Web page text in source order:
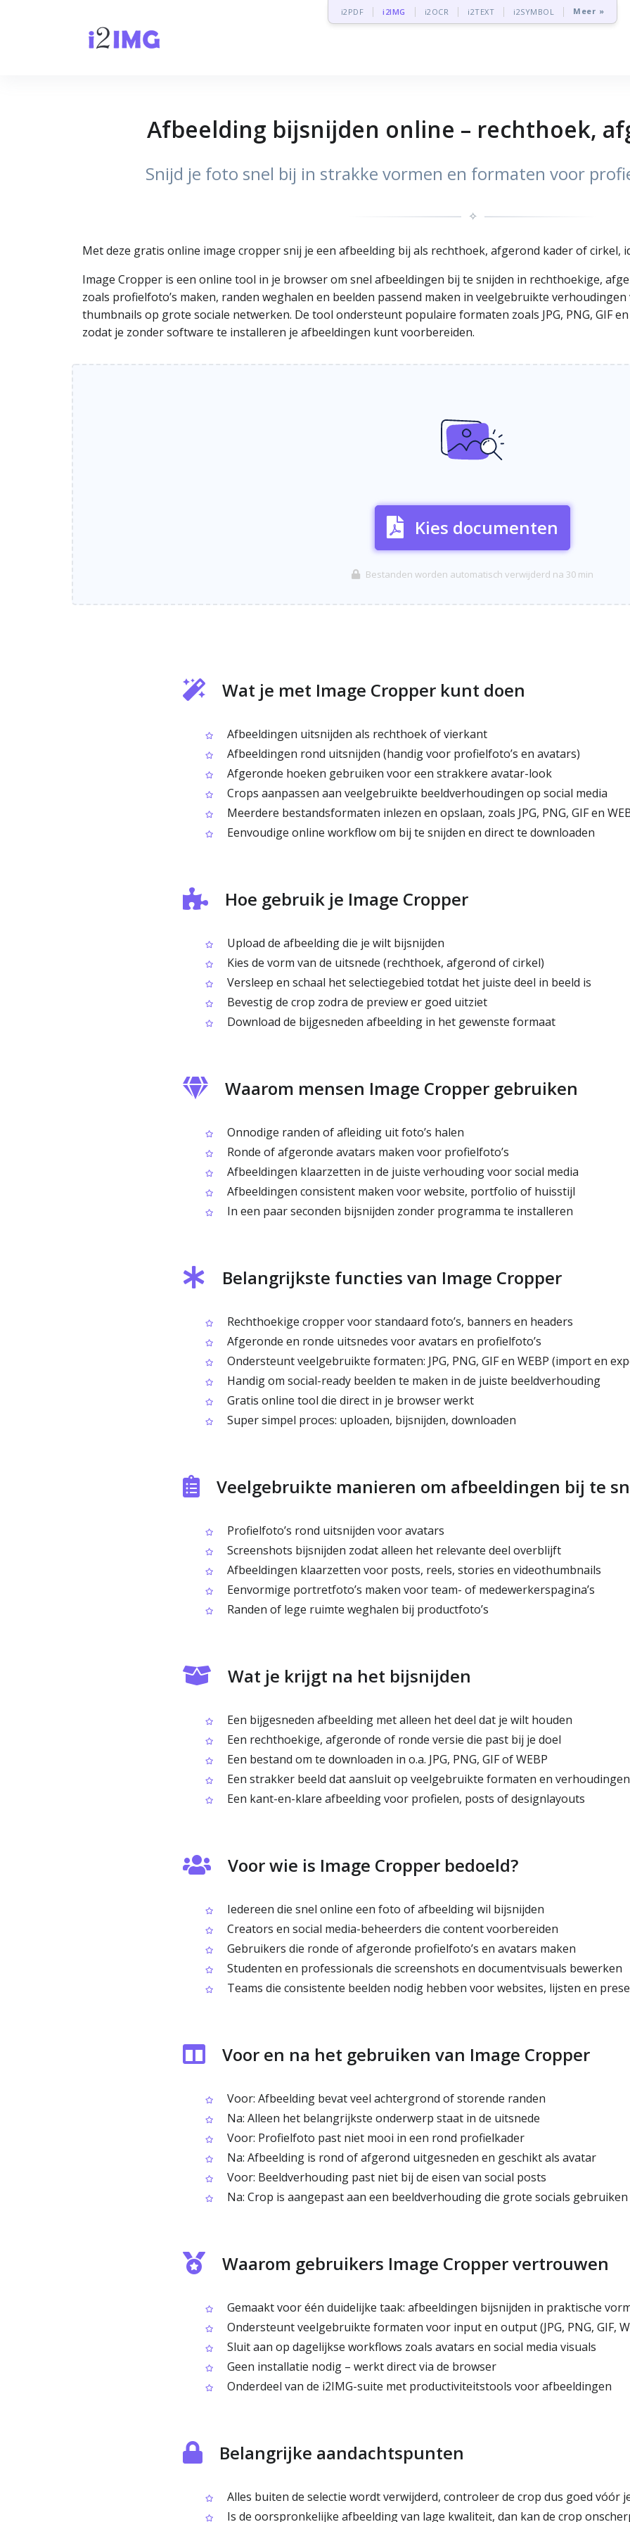
i2PDF i2IMG i2OCR i2TEXT i2SYMBOL Meer »
Afbeelding bijsnijden online – rechthoek,
Snijd je foto snel bij in strakke vormen en formaten voor
✧
Met deze gratis online image cropper snij je een afbeelding bij als rechthoek, afgerond kader of cirkel,
Image Cropper is een online tool in je browser om snel afbeeldingen bij te snijden in rechthoekige,
zoals profielfoto’s maken, randen weghalen en beelden passend maken in veelgebruikte
thumbnails op grote sociale netwerken. De tool ondersteunt populaire formaten zoals JPG, PNG, GIF
zodat je zonder software te installeren je afbeeldingen kunt voorbereiden.
Kies documenten
Bestanden worden automatisch verwijderd na 30 min
Wat je met Image Cropper kunt doen
Afbeeldingen uitsnijden als rechthoek of vierkant
Afbeeldingen rond uitsnijden (handig voor profielfoto’s en avatars)
Afgeronde hoeken gebruiken voor een strakkere avatar-look
Crops aanpassen aan veelgebruikte beeldverhoudingen op social media
Meerdere bestandsformaten inlezen en opslaan, zoals JPG, PNG, GIF en
Eenvoudige online workflow om bij te snijden en direct te downloaden
Hoe gebruik je Image Cropper
Upload de afbeelding die je wilt bijsnijden
Kies de vorm van de uitsnede (rechthoek, afgerond of cirkel)
Versleep en schaal het selectiegebied totdat het juiste deel in beeld is
Bevestig de crop zodra de preview er goed uitziet
Download de bijgesneden afbeelding in het gewenste formaat
Waarom mensen Image Cropper gebruiken
Onnodige randen of afleiding uit foto’s halen
Ronde of afgeronde avatars maken voor profielfoto’s
Afbeeldingen klaarzetten in de juiste verhouding voor social media
Afbeeldingen consistent maken voor website, portfolio of huisstijl
In een paar seconden bijsnijden zonder programma te installeren
Belangrijkste functies van Image Cropper
Rechthoekige cropper voor standaard foto’s, banners en headers
Afgeronde en ronde uitsnedes voor avatars en profielfoto’s
Ondersteunt veelgebruikte formaten: JPG, PNG, GIF en WEBP (import en
Handig om social-ready beelden te maken in de juiste beeldverhouding
Gratis online tool die direct in je browser werkt
Super simpel proces: uploaden, bijsnijden, downloaden
Veelgebruikte manieren om afbeeldingen bij te
Profielfoto’s rond uitsnijden voor avatars
Screenshots bijsnijden zodat alleen het relevante deel overblijft
Afbeeldingen klaarzetten voor posts, reels, stories en videothumbnails
Eenvormige portretfoto’s maken voor team- of medewerkerspagina’s
Randen of lege ruimte weghalen bij productfoto’s
Wat je krijgt na het bijsnijden
Een bijgesneden afbeelding met alleen het deel dat je wilt houden
Een rechthoekige, afgeronde of ronde versie die past bij je doel
Een bestand om te downloaden in o.a. JPG, PNG, GIF of WEBP
Een strakker beeld dat aansluit op veelgebruikte formaten en verhoudingen
Een kant-en-klare afbeelding voor profielen, posts of designlayouts
Voor wie is Image Cropper bedoeld?
Iedereen die snel online een foto of afbeelding wil bijsnijden
Creators en social media-beheerders die content voorbereiden
Gebruikers die ronde of afgeronde profielfoto’s en avatars maken
Studenten en professionals die screenshots en documentvisuals bewerken
Teams die consistente beelden nodig hebben voor websites, lijsten en
Voor en na het gebruiken van Image Cropper
Voor: Afbeelding bevat veel achtergrond of storende randen
Na: Alleen het belangrijkste onderwerp staat in de uitsnede
Voor: Profielfoto past niet mooi in een rond profielkader
Na: Afbeelding is rond of afgerond uitgesneden en geschikt als avatar
Voor: Beeldverhouding past niet bij de eisen van social posts
Na: Crop is aangepast aan een beeldverhouding die grote socials gebruiken
Waarom gebruikers Image Cropper vertrouwen
Gemaakt voor één duidelijke taak: afbeeldingen bijsnijden in praktische
Ondersteunt veelgebruikte formaten voor input en output (JPG, PNG, GIF,
Sluit aan op dagelijkse workflows zoals avatars en social media visuals
Geen installatie nodig – werkt direct via de browser
Onderdeel van de i2IMG-suite met productiviteitstools voor afbeeldingen
Belangrijke aandachtspunten
Alles buiten de selectie wordt verwijderd, controleer de crop dus goed vóór
Is de oorspronkelijke afbeelding van lage kwaliteit, dan kan de crop